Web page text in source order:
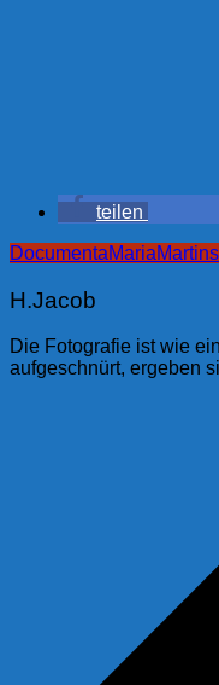
teilen
DocumentaMariaMartins
H.Jacob
Die Fotografie ist wie
aufgeschnürt, ergeben